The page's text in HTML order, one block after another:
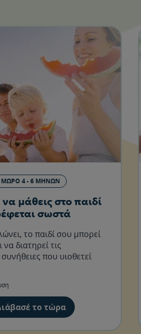
ΜΩΡΌ 4 - 6 ΜΗΝΏΝ
να μάθεις στο παιδί
σωστά
το παιδί σου μπορεί
διατηρεί τις
που υιοθετεί
το τώρα